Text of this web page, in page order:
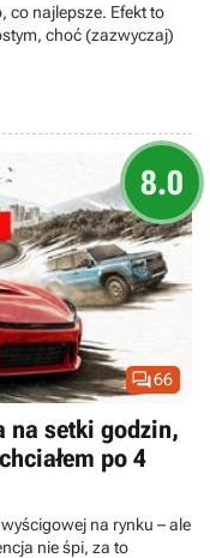
co najlepsze. Efekt to
choć (zazwyczaj)
66
8.0
na setki godzin,
po 4
na rynku – ale
nie śpi, za to